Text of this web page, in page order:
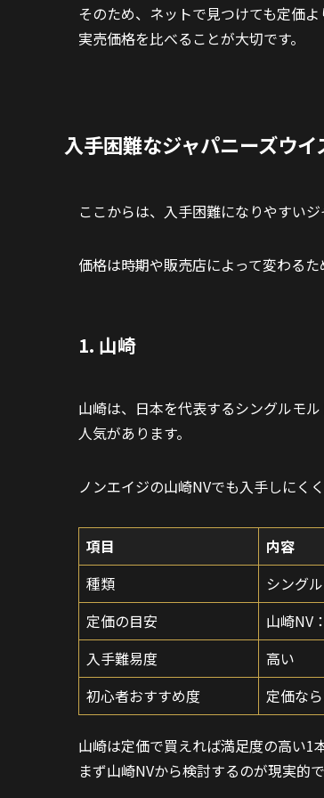
そのため、ネットで見つけても定価
実売価格を比べることが大切です。
入手困難なジャパニーズウ
ここからは、入手困難になりやすい
価格は時期や販売店によって変わる
1. 山崎
山崎は、日本を代表するシングルモ
人気があります。
ノンエイジの山崎NVでも入手しにく
項目
内容
種類
シング
定価の目安
山崎NV
入手難易度
高い
初心者おすすめ度
定価な
山崎は定価で買えれば満足度の高い1
まず山崎NVから検討するのが現実的で